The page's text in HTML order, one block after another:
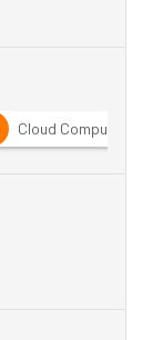
Cloud Computing